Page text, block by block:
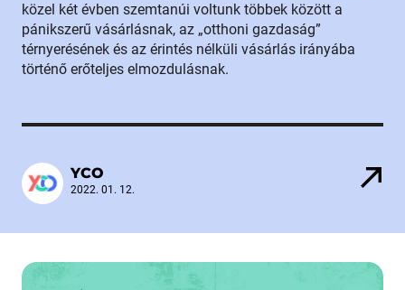
közel két évben szemtanúi voltunk többek között a
pánikszerű vásárlásnak, az „otthoni gazdaság”
térnyerésének és az érintés nélküli vásárlás irányába
történő erőteljes elmozdulásnak.
YCO
2022. 01. 12.